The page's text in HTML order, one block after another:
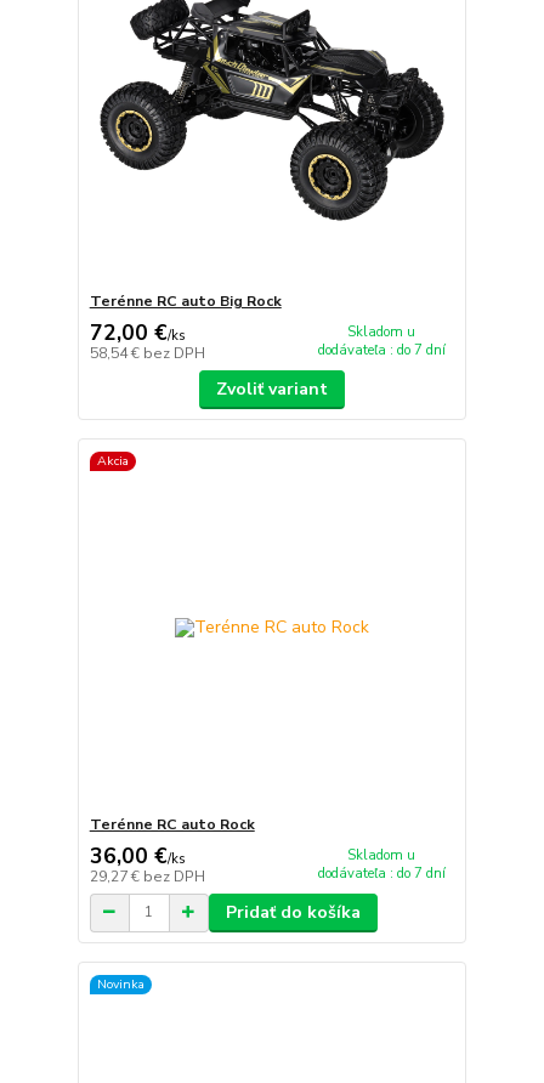
Terénne RC auto Big Rock
72,00 €/ks
58,54 € bez DPH
Skladom u
dodávateľa : do 7 dní
Zvoliť variant
Akcia
Terénne RC auto Rock
36,00 €/ks
29,27 € bez DPH
Skladom u
dodávateľa : do 7 dní
Pridať do košíka
Novinka